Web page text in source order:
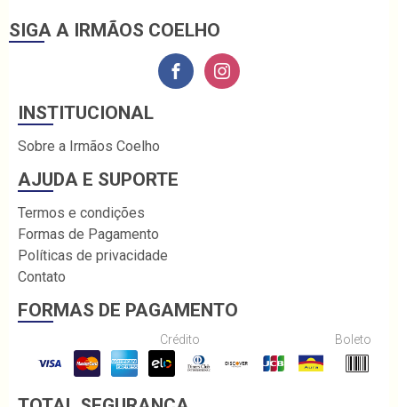
SIGA A IRMÃOS COELHO
INSTITUCIONAL
Sobre a Irmãos Coelho
AJUDA E SUPORTE
Termos e condições
Formas de Pagamento
Políticas de privacidade
Contato
FORMAS DE PAGAMENTO
Crédito Boleto